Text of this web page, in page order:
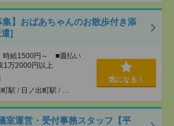
集】おばあちゃんのお散歩付き添
]
時給1500円～ ■週払い
万2000円以上
駅 / 日ノ出町駅 / …
気になる！
室運営・受付事務スタッフ【平